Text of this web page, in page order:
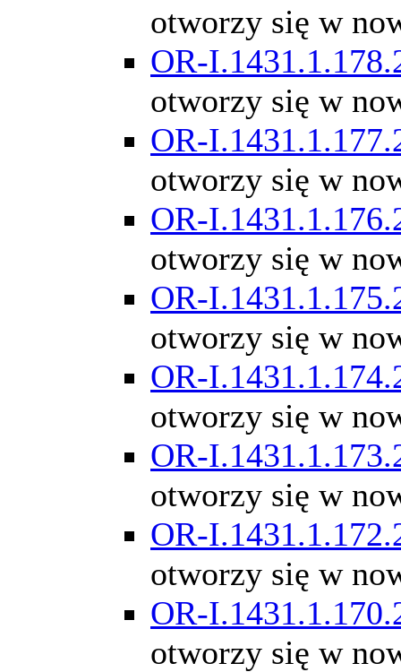
otworzy się w
OR-
otworzy się w
OR-
otworzy się w
OR-
otworzy się w
OR-
otworzy się w
OR-
otworzy się w
OR-
otworzy się w
OR-
otworzy się w
OR-
otworzy się w